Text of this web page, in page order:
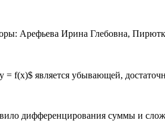
= f(x)$ является убывающей,
дифференцирования суммы и